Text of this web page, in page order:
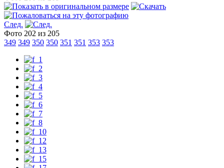
След.
Фото 202 из 205
349 349 350 350 351 351 353 353